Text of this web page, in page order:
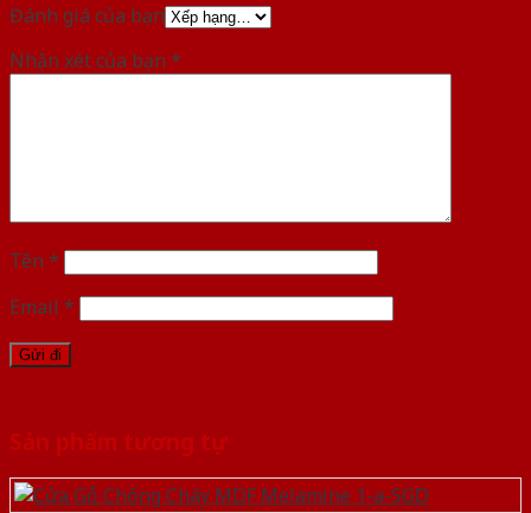
Đánh giá của bạn
Nhận xét của bạn *
Tên *
Email *
Sản phẩm tương tự